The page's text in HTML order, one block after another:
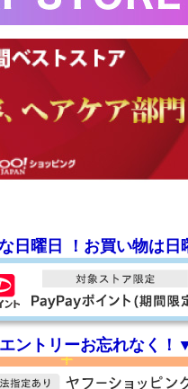
日曜日 ！お買い物は
ントリーお忘れなく！